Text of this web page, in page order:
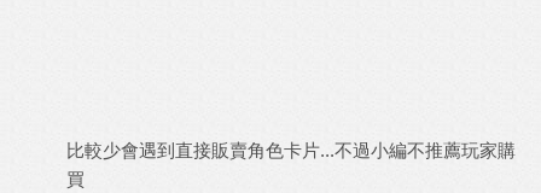
比較少會遇到直接販賣角色卡片...不過小編不推薦玩家購
買